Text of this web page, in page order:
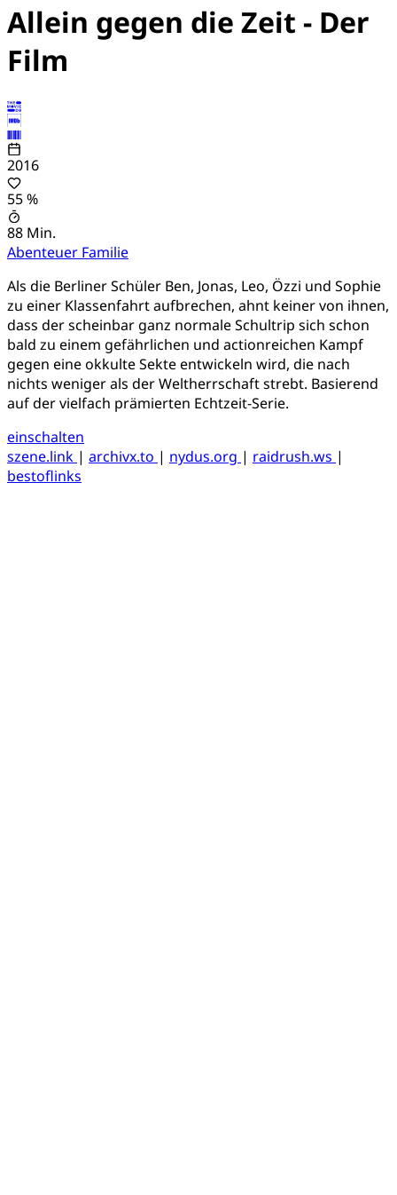
Allein gegen die Zeit - Der
Film
2016
55 %
88 Min.
Abenteuer Familie
Als die Berliner Schüler Ben, Jonas, Leo, Özzi und Sophie
zu einer Klassenfahrt aufbrechen, ahnt keiner von ihnen,
dass der scheinbar ganz normale Schultrip sich schon
bald zu einem gefährlichen und actionreichen Kampf
gegen eine okkulte Sekte entwickeln wird, die nach
nichts weniger als der Weltherrschaft strebt. Basierend
auf der vielfach prämierten Echtzeit-Serie.
einschalten
szene.link | archivx.to | nydus.org | raidrush.ws |
bestoflinks